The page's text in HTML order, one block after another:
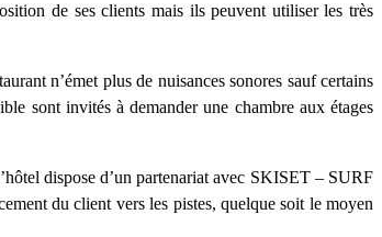
de ses clients mais ils peuvent utiliser les très
n’émet plus de nuisances sonores sauf certains
sont invités à demander une chambre aux étages
dispose d’un partenariat avec SKISET – SURF
du client vers les pistes, quelque soit le moyen